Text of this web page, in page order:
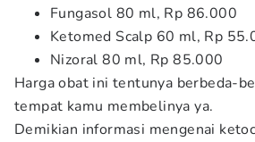
Fungasol 80 ml, Rp 86.000
Ketomed Scalp 60 ml, Rp
Nizoral 80 ml, Rp 85.000
Harga obat ini tentunya berbeda-
tempat kamu membelinya ya.
Demikian informasi mengenai